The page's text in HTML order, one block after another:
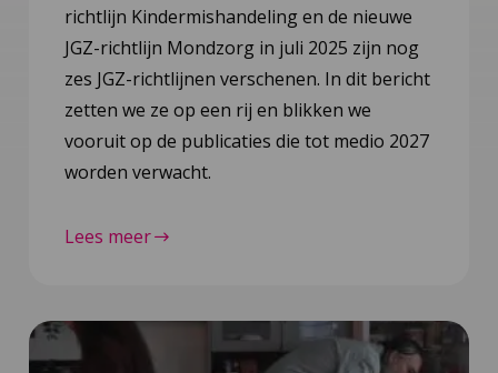
richtlijn Kindermishandeling en de nieuwe
JGZ-richtlijn Mondzorg in juli 2025 zijn nog
zes JGZ-richtlijnen verschenen. In dit bericht
zetten we ze op een rij en blikken we
vooruit op de publicaties die tot medio 2027
worden verwacht.
Lees meer